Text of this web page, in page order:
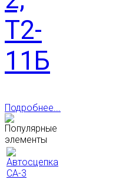
Т2-
11Б
Подробнее...